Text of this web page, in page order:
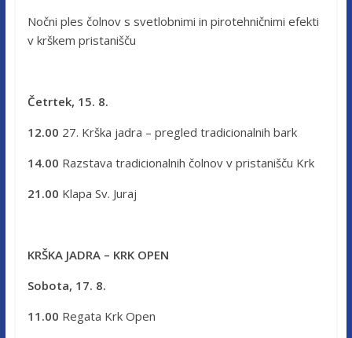
Nočni ples čolnov s svetlobnimi in pirotehničnimi efekti
v krškem pristanišču
Četrtek, 15. 8.
12.00 27. Krška jadra – pregled tradicionalnih bark
14.00 Razstava tradicionalnih čolnov v pristanišču Krk
21.00 Klapa Sv. Juraj
KRŠKA JADRA – KRK OPEN
Sobota, 17. 8.
11.00 Regata Krk Open